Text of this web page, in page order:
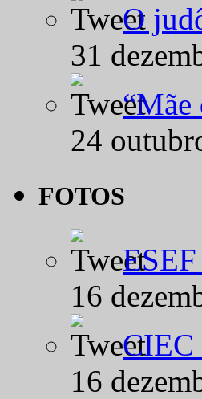
O
31
“Mãe
24
FOTOS
16
CIEC
16